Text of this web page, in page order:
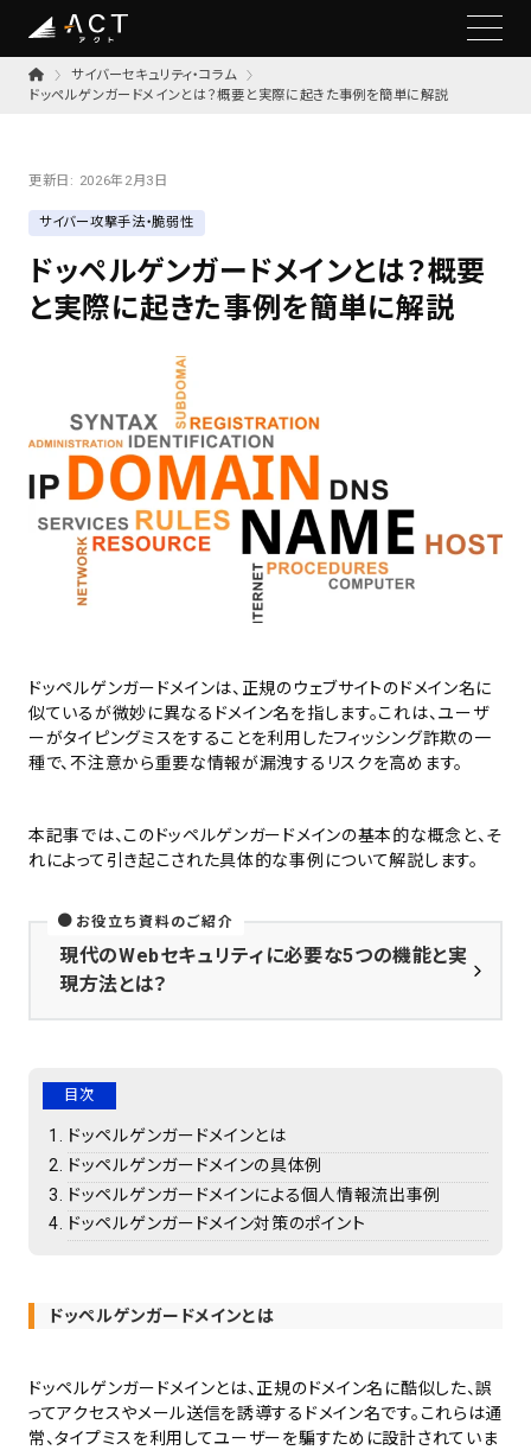
サイバーセキュリティ・コラム
ドッペルゲンガードメインとは？概要と実際に起きた事例を簡単に解説
更新日: 2026年2月3日
サイバー攻撃手法・脆弱性
ドッペルゲンガードメインとは？概要
と実際に起きた事例を簡単に解説
ドッペルゲンガードメインは、正規のウェブサイトのドメイン名に
似ているが微妙に異なるドメイン名を指します。これは、ユーザ
ーがタイピングミスをすることを利用したフィッシング詐欺の一
種で、不注意から重要な情報が漏洩するリスクを高めます。
本記事では、このドッペルゲンガードメインの基本的な概念と、そ
れによって引き起こされた具体的な事例について解説します。
お役立ち資料のご紹介
現代のWebセキュリティに必要な5つの機能と実
現方法とは？
目次
ドッペルゲンガードメインとは
ドッペルゲンガードメインの具体例
ドッペルゲンガードメインによる個人情報流出事例
ドッペルゲンガードメイン対策のポイント
ドッペルゲンガードメインとは
ドッペルゲンガードメインとは、正規のドメイン名に酷似した、誤
ってアクセスやメール送信を誘導するドメイン名です。これらは通
常、タイプミスを利用してユーザーを騙すために設計されていま